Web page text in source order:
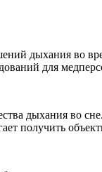
дыхания во
для
дыхания во
получить